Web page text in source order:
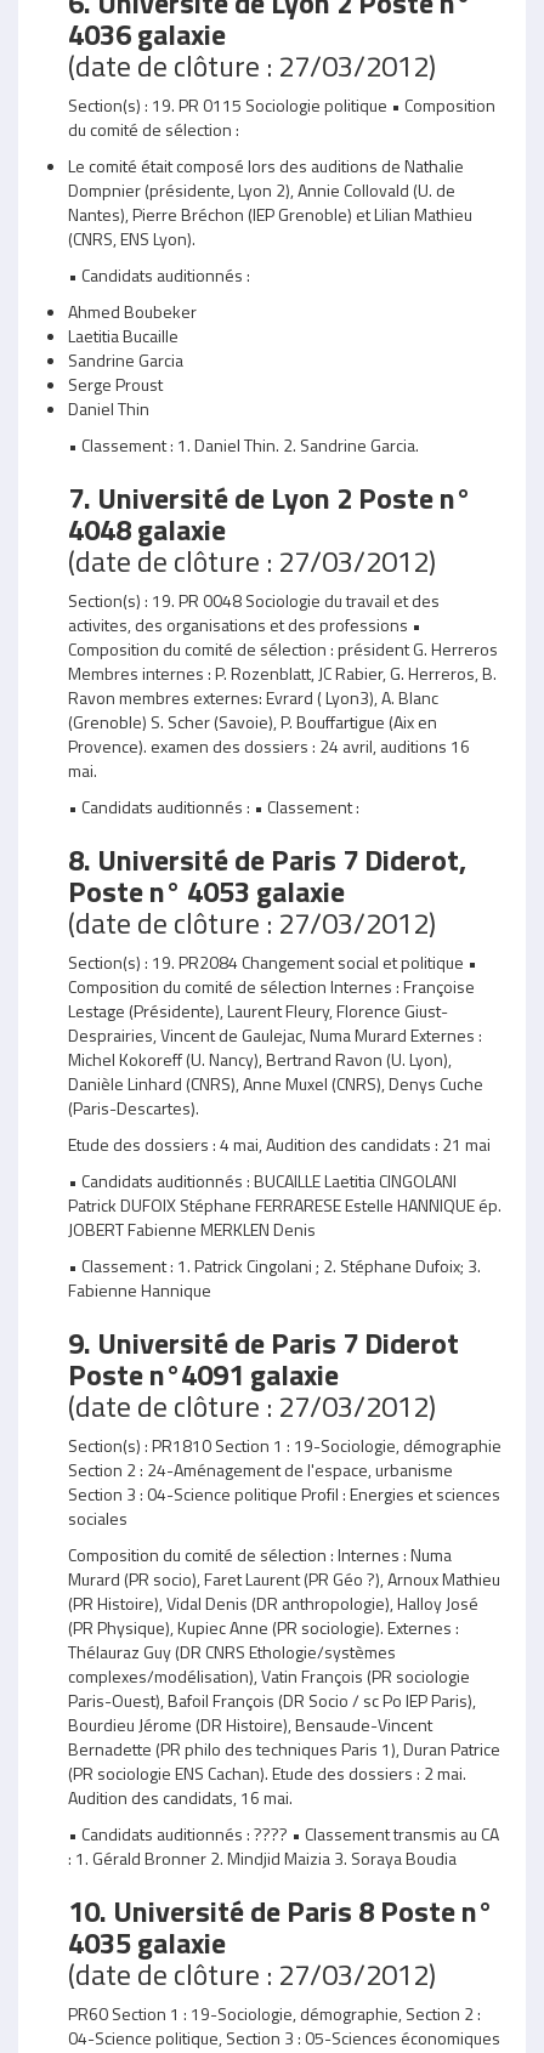
4036 galaxie
(date de clôture : 27/03/2012)
Section(s) : 19. PR 0115 Sociologie politique • Composition
du comité de sélection :
Le comité était composé lors des auditions de Nathalie
Dompnier (présidente, Lyon 2), Annie Collovald (U. de
Nantes), Pierre Bréchon (IEP Grenoble) et Lilian Mathieu
(CNRS, ENS Lyon).
• Candidats auditionnés :
Ahmed Boubeker
Laetitia Bucaille
Sandrine Garcia
Serge Proust
Daniel Thin
• Classement : 1. Daniel Thin. 2. Sandrine Garcia.
7. Université de Lyon 2 Poste n°
4048 galaxie
(date de clôture : 27/03/2012)
Section(s) : 19. PR 0048 Sociologie du travail et des
activites, des organisations et des professions •
Composition du comité de sélection : président G. Herreros
Membres internes : P. Rozenblatt, JC Rabier, G. Herreros, B.
Ravon membres externes: Evrard ( Lyon3), A. Blanc
(Grenoble) S. Scher (Savoie), P. Bouffartigue (Aix en
Provence). examen des dossiers : 24 avril, auditions 16
mai.
• Candidats auditionnés : • Classement :
8. Université de Paris 7 Diderot,
Poste n° 4053 galaxie
(date de clôture : 27/03/2012)
Section(s) : 19. PR2084 Changement social et politique •
Composition du comité de sélection Internes : Françoise
Lestage (Présidente), Laurent Fleury, Florence Giust-
Desprairies, Vincent de Gaulejac, Numa Murard Externes :
Michel Kokoreff (U. Nancy), Bertrand Ravon (U. Lyon),
Danièle Linhard (CNRS), Anne Muxel (CNRS), Denys Cuche
(Paris-Descartes).
Etude des dossiers : 4 mai, Audition des candidats : 21 mai
• Candidats auditionnés : BUCAILLE Laetitia CINGOLANI
Patrick DUFOIX Stéphane FERRARESE Estelle HANNIQUE ép.
JOBERT Fabienne MERKLEN Denis
• Classement : 1. Patrick Cingolani ; 2. Stéphane Dufoix; 3.
Fabienne Hannique
9. Université de Paris 7 Diderot
Poste n°4091 galaxie
(date de clôture : 27/03/2012)
Section(s) : PR1810 Section 1 : 19-Sociologie, démographie
Section 2 : 24-Aménagement de l'espace, urbanisme
Section 3 : 04-Science politique Profil : Energies et sciences
sociales
Composition du comité de sélection : Internes : Numa
Murard (PR socio), Faret Laurent (PR Géo ?), Arnoux Mathieu
(PR Histoire), Vidal Denis (DR anthropologie), Halloy José
(PR Physique), Kupiec Anne (PR sociologie). Externes :
Thélauraz Guy (DR CNRS Ethologie/systèmes
complexes/modélisation), Vatin François (PR sociologie
Paris-Ouest), Bafoil François (DR Socio / sc Po IEP Paris),
Bourdieu Jérome (DR Histoire), Bensaude-Vincent
Bernadette (PR philo des techniques Paris 1), Duran Patrice
(PR sociologie ENS Cachan). Etude des dossiers : 2 mai.
Audition des candidats, 16 mai.
• Candidats auditionnés : ???? • Classement transmis au CA
: 1. Gérald Bronner 2. Mindjid Maizia 3. Soraya Boudia
10. Université de Paris 8 Poste n°
4035 galaxie
(date de clôture : 27/03/2012)
PR60 Section 1 : 19-Sociologie, démographie, Section 2 :
04-Science politique, Section 3 : 05-Sciences économiques